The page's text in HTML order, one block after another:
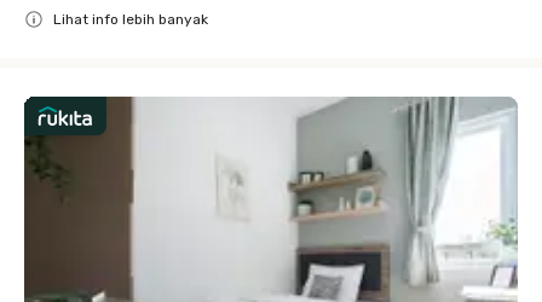
Lihat info lebih banyak